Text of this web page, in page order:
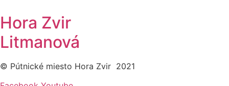
Hora Zvir
Litmanová
© Pútnické miesto Hora Zvir 2021